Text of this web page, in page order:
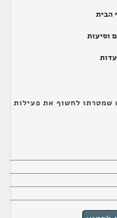
הבית
וסיעות
שמטרתו לחשוף את פעילות